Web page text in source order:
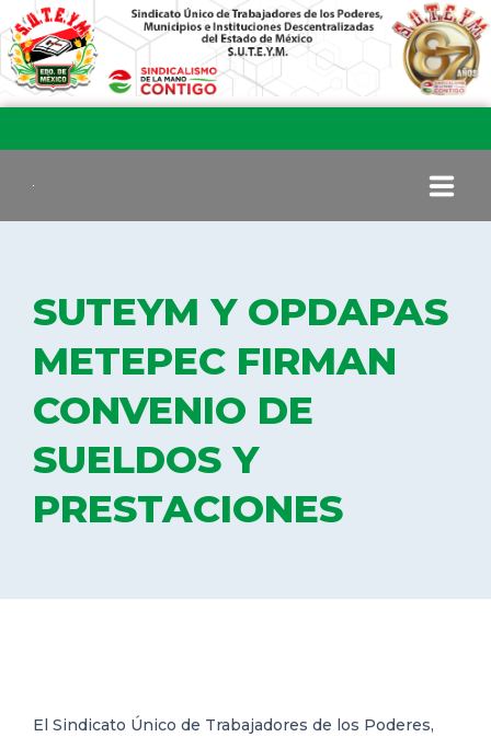
COMITÉ EJECUTIVO
COMISIÓN DE VIGILANCIA
SECCIONES
SUTEYM Y OPDAPAS
METEPEC FIRMAN
CONVENIO DE
SUELDOS Y
PRESTACIONES
El Sindicato Único de Trabajadores de los Poderes,